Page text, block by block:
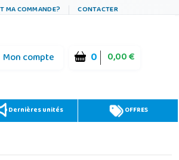
MA COMMANDE? CONTACTER
Mon compte 0 0,00 €
Dernières unités OFFRES